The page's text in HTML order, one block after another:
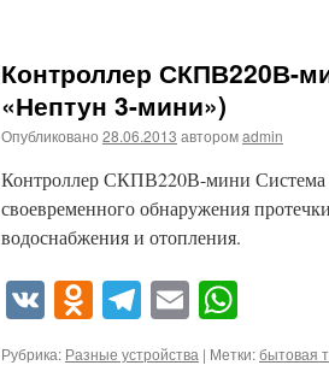
Контроллер СКПВ220В-
«Нептун 3-мини»)
Опубликовано 28.06.2013 авторомadmin
Контроллер СКПВ220В-мини Система
своевременного обнаружения
водоснабжения и отопления.
VKOdnoklassniki
Telegram
Email
Рубрика: Разные устройства | Метки:бытовая